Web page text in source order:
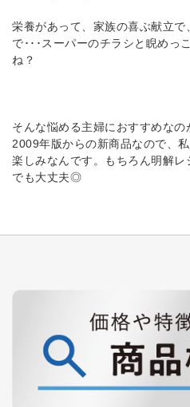
栄養があって、家族の喜ぶ献立
で･･･スーパーのチラシと睨めっ
ね？
そんな悩める主婦におすすめなの
2009年版からの新商品なので、
楽しみなんです。もちろん明解
でも大丈夫◎